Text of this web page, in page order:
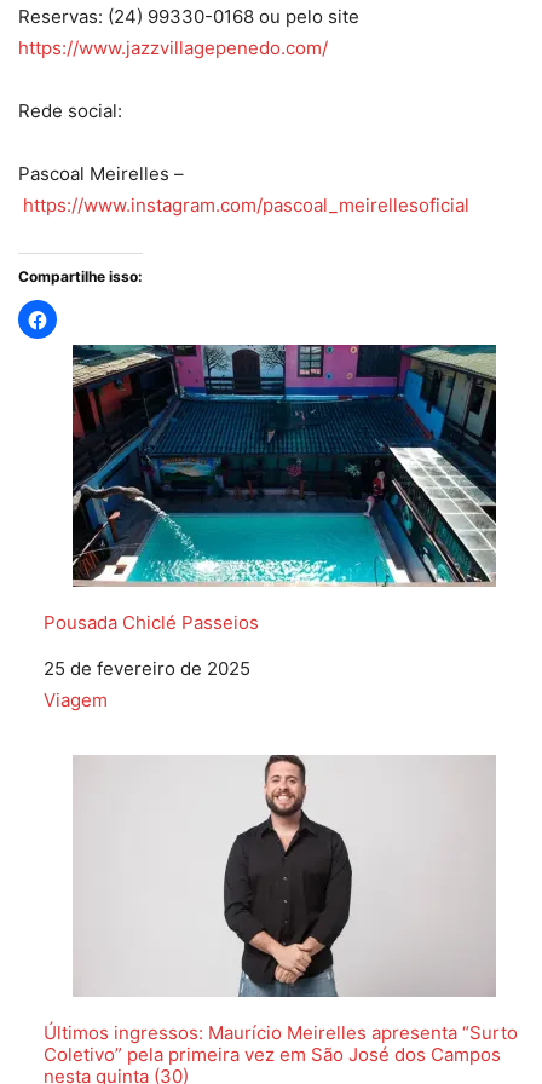
Reservas: (24) 99330-0168 ou pelo site
https://www.jazzvillagepenedo.com/
Rede social:
Pascoal Meirelles –
https://www.instagram.com/pascoal_meirellesoficial
Compartilhe isso:
Pousada Chiclé Passeios
Data
25 de fevereiro de 2025
Em relação a
Viagem
Últimos ingressos: Maurício Meirelles apresenta “Surto
Coletivo” pela primeira vez em São José dos Campos
nesta quinta (30)